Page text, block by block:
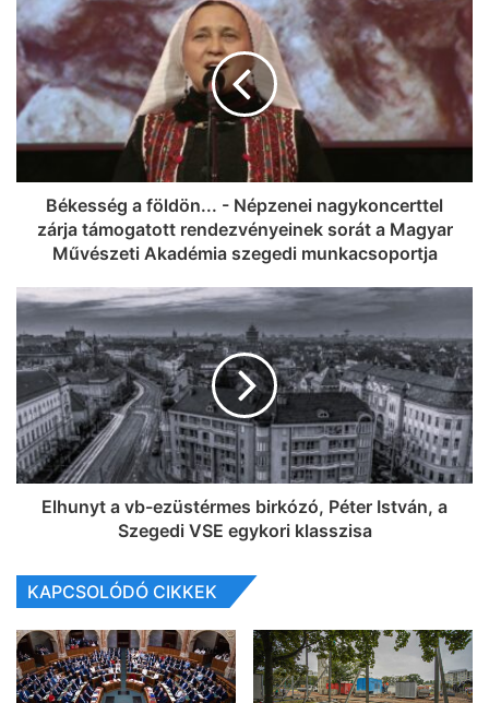
Békesség a földön... - Népzenei nagykoncerttel
zárja támogatott rendezvényeinek sorát a Magyar
Művészeti Akadémia szegedi munkacsoportja
Elhunyt a vb-ezüstérmes birkózó, Péter István, a
Szegedi VSE egykori klasszisa
KAPCSOLÓDÓ CIKKEK